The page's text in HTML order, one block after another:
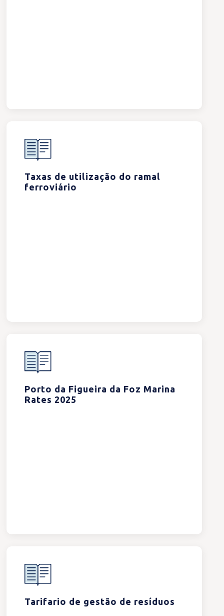
Taxas de utilização do ramal
ferroviário
Porto da Figueira da Foz Marina
Rates 2025
Tarifario de gestão de resíduos